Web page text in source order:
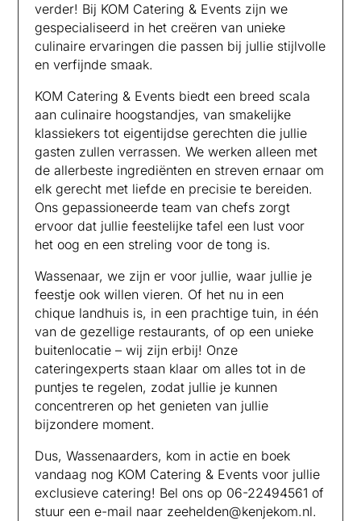
verder! Bij KOM Catering & Events zijn we
gespecialiseerd in het creëren van unieke
culinaire ervaringen die passen bij jullie stijlvolle
en verfijnde smaak.
KOM Catering & Events biedt een breed scala
aan culinaire hoogstandjes, van smakelijke
klassiekers tot eigentijdse gerechten die jullie
gasten zullen verrassen. We werken alleen met
de allerbeste ingrediënten en streven ernaar om
elk gerecht met liefde en precisie te bereiden.
Ons gepassioneerde team van chefs zorgt
ervoor dat jullie feestelijke tafel een lust voor
het oog en een streling voor de tong is.
Wassenaar, we zijn er voor jullie, waar jullie je
feestje ook willen vieren. Of het nu in een
chique landhuis is, in een prachtige tuin, in één
van de gezellige restaurants, of op een unieke
buitenlocatie – wij zijn erbij! Onze
cateringexperts staan klaar om alles tot in de
puntjes te regelen, zodat jullie je kunnen
concentreren op het genieten van jullie
bijzondere moment.
Dus, Wassenaarders, kom in actie en boek
vandaag nog KOM Catering & Events voor jullie
exclusieve catering! Bel ons op 06-22494561 of
stuur een e-mail naar zeehelden@kenjekom.nl.